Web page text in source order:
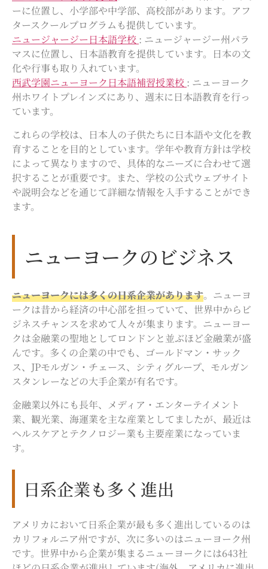
ーに位置し、小学部や中学部、高校部があります。アフ
タースクールプログラムも提供しています。
ニュージャージー日本語学校 : ニュージャージー州パラ
マスに位置し、日本語教育を提供しています。日本の文
化や行事も取り入れています。
西武学園ニューヨーク日本語補習授業校 : ニューヨーク
州ホワイトプレインズにあり、週末に日本語教育を行っ
ています。
これらの学校は、日本人の子供たちに日本語や文化を教
育することを目的としています。学年や教育方針は学校
によって異なりますので、具体的なニーズに合わせて選
択することが重要です。また、学校の公式ウェブサイト
や説明会などを通じて詳細な情報を入手することができ
ます。
ニューヨークのビジネス
ニューヨークには多くの日系企業があります。ニューヨ
ークは昔から経済の中心部を担っていて、世界中からビ
ジネスチャンスを求めて人々が集まります。ニューヨー
クは金融業の聖地としてロンドンと並ぶほど金融業が盛
んです。多くの企業の中でも、ゴールドマン・サック
ス、JPモルガン・チェース、シティグループ、モルガン
スタンレーなどの大手企業が有名です。
金融業以外にも長年、メディア・エンターテイメント
業、観光業、海運業を主な産業としてましたが、最近は
ヘルスケアとテクノロジー業も主要産業になっていま
す。
日系企業も多く進出
アメリカにおいて日系企業が最も多く進出しているのは
カリフォルニア州ですが、次に多いのはニューヨーク州
です。世界中から企業が集まるニューヨークには643社